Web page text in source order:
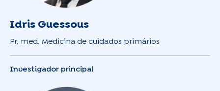
Idris Guessous
Pr, med. Medicina de cuidados primários
Investigador principal